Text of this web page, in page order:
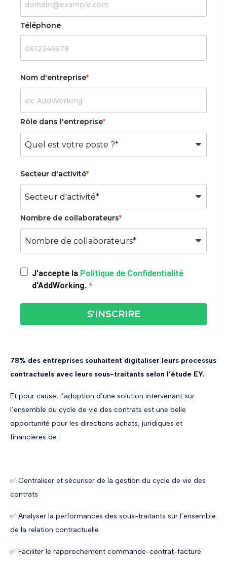
78% des entreprises souhaitent digitaliser leurs processus
contractuels avec leurs sous-traitants selon l’étude EY.
Et pour cause, l’adoption d’une solution intervenant sur
l’ensemble du cycle de vie des contrats est une belle
opportunité pour les directions achats, juridiques et
financières de :
✅ Centraliser et sécuriser de la gestion du cycle de vie des
contrats
✅ Analyser la performances des sous-traitants sur l’ensemble
de la relation contractuelle
✅ Faciliter le rapprochement commande-contrat-facture
Téléphone
Nom d'entreprise
Rôle dans l'entreprise
Secteur d'activité
Nombre de collaborateurs
J'accepte la Politique de Confidentialité
d'AddWorking.
S'INSCRIRE